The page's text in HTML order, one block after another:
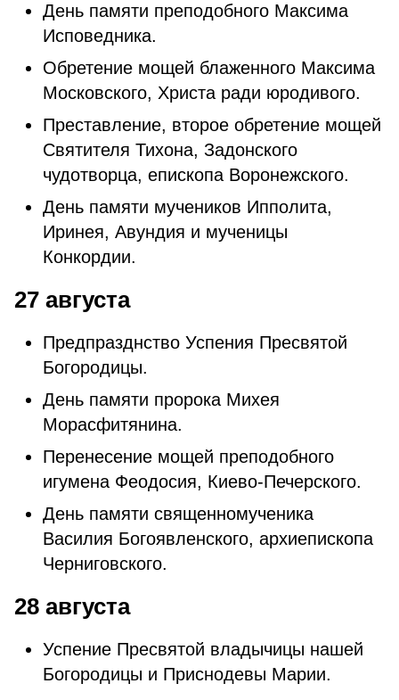
День памяти преподобного Максима
Исповедника.
Обретение мощей блаженного Максима
Московского, Христа ради юродивого.
Преставление, второе обретение мощей
Святителя Тихона, Задонского
чудотворца, епископа Воронежского.
День памяти мучеников Ипполита,
Иринея, Авундия и мученицы
Конкордии.
27 августа
Предпразднство Успения Пресвятой
Богородицы.
День памяти пророка Михея
Морасфитянина.
Перенесение мощей преподобного
игумена Феодосия, Киево-Печерского.
День памяти священномученика
Василия Богоявленского, архиепископа
Черниговского.
28 августа
Успение Пресвятой владычицы нашей
Богородицы и Приснодевы Марии.